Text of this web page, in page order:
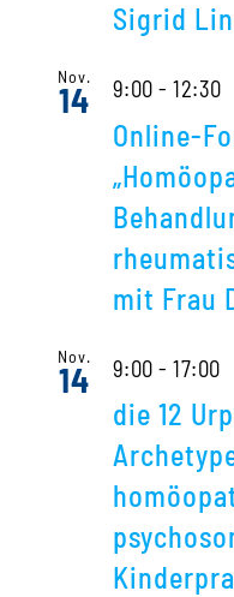
Sigrid
Nov.
14 9:00 -12:30
Online-
mit Frau
Nov.
14 9:00 -17:00
die 12